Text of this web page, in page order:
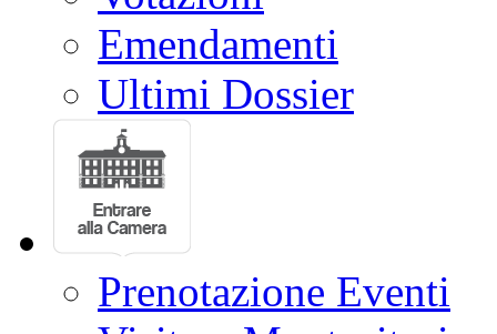
Emendamenti
Ultimi Dossier
Prenotazione Eventi